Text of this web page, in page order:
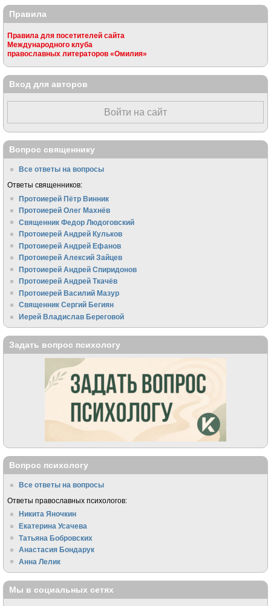
Правила
Правила для посетителей сайта
Международного клуба
православных литераторов «Омилия»
Вход для авторов
Войти на сайт
Вопрос священнику
Все ответы на вопросы
Ответы священников:
Протоиерей Пётр Винник
Протоиерей Олег Махнёв
Священник Федор Людоговский
Протоиерей Андрей Кульков
Протоиерей Андрей Ефанов
Протоиерей Алексий Зайцев
Протоиерей Андрей Спиридонов
Протоиерей Андрей Ткачёв
Протоиерей Василий Мазур
Священник Сергий Бегиян
Иерей Владислав Береговой
Задать вопрос психологу
Вопрос психологу
Все ответы на вопросы
Ответы православных психологов:
Никита Яночкин
Екатерина Усачева
Татьяна Бобровских
Анастасия Бондарук
Анна Лелик
Мы в социальных сетях